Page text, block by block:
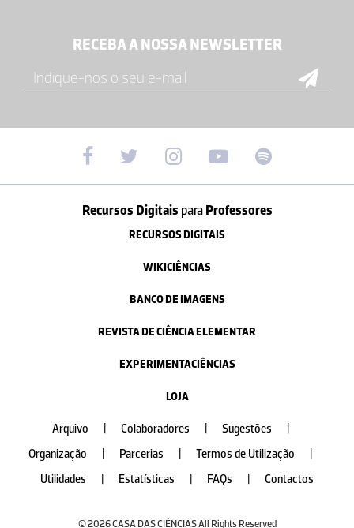
RECEBA A NOSSA NEWSLETTER
Recursos Digitais paraProfessores
RECURSOS DIGITAIS
WIKICIÊNCIAS
BANCO DE IMAGENS
REVISTA DE CIÊNCIA ELEMENTAR
EXPERIMENTACIÊNCIAS
LOJA
Arquivo Colaboradores Sugestões
Organização
Parcerias Termos de Utilização
Utilidades
Estatísticas FAQs Contactos
© 2026 CASA DAS CIÊNCIAS All Rights Reserved